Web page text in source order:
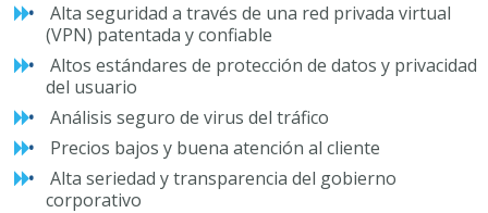
Alta seguridad a través de una red privada virtual
(VPN) patentada y confiable
Altos estándares de protección de datos y privacidad
del usuario
Análisis seguro de virus del tráfico
Precios bajos y buena atención al cliente
Alta seriedad y transparencia del gobierno
corporativo